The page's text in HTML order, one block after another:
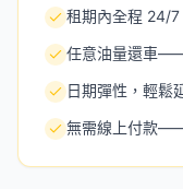
租期內全程 24/7
任意油量還車
日期彈性，輕鬆
無需線上付款